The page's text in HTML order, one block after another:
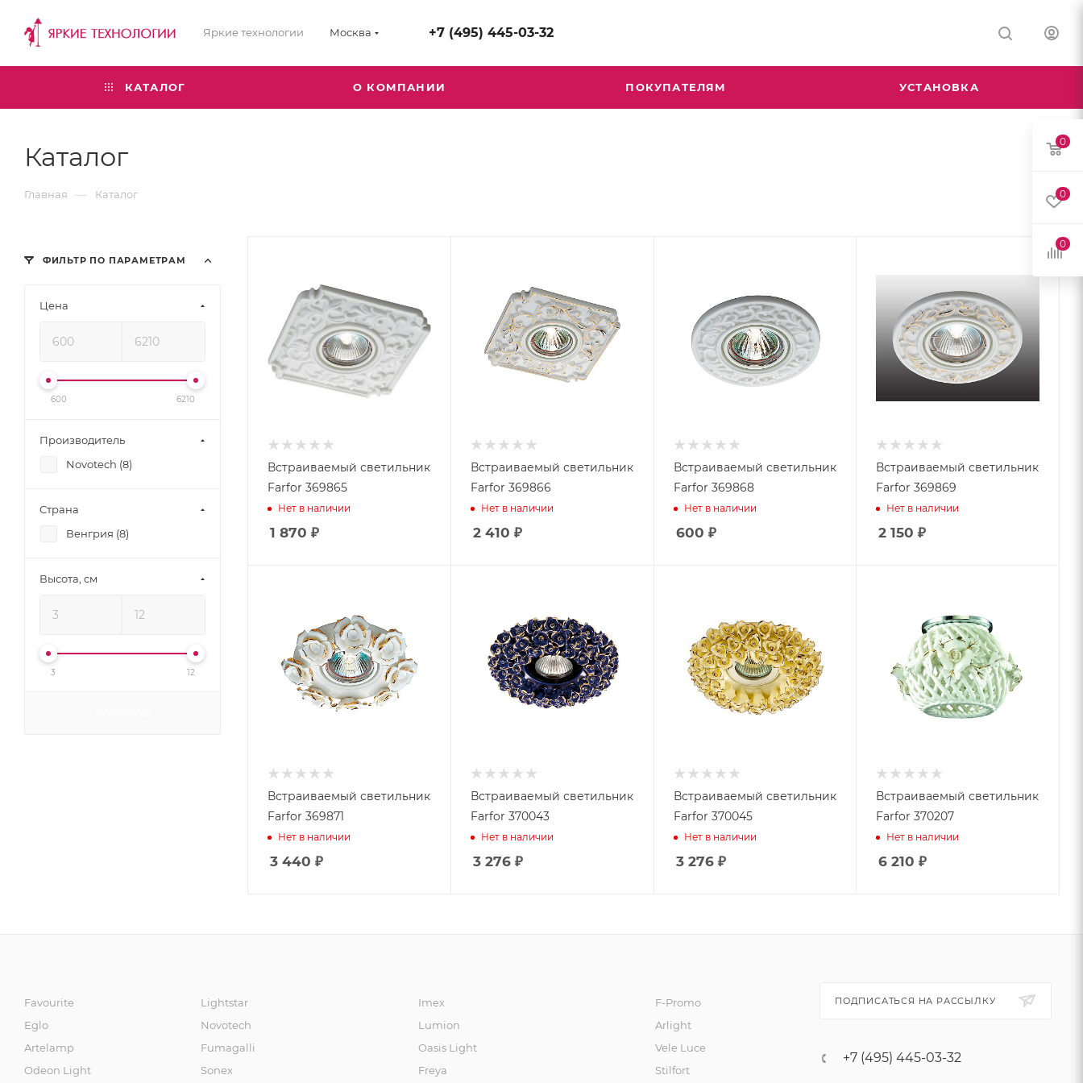
Яркие технологии Москва +7 (495) 445-03-32
КАТАЛОГ О КОМПАНИИ ПОКУПАТЕЛЯМ УСТАНОВКА
Каталог
Главная — Каталог
ФИЛЬТР ПО ПАРАМЕТРАМ
Цена
600 6210
Производитель
Novotech (8)
Страна
Венгрия (8)
Высота, см
3 12
Встраиваемый светильник
Farfor 369865
Нет в наличии
1 870 ₽
Встраиваемый светильник
Farfor 369866
Нет в наличии
2 410 ₽
Встраиваемый светильник
Farfor 369868
Нет в наличии
600 ₽
Встраиваемый светильник
Farfor 369869
Нет в наличии
2 150 ₽
Встраиваемый светильник
Farfor 369871
Нет в наличии
3 440 ₽
Встраиваемый светильник
Farfor 370043
Нет в наличии
3 276₽
Встраиваемый светильник
Farfor 370045
Нет в наличии
3 276₽
Встраиваемый светильник
Farfor 370207
Нет в наличии
6 210 ₽
Favourite
Eglo
Artelamp
Odeon Light
Lightstar
Novotech
Fumagalli
Sonex
Imex
Lumion
Oasis Light
Freya
F-Promo
Arlight
Vele Luce
Stilfort
ПОДПИСАТЬСЯ НА РАССЫЛКУ
+7 (495) 445-03-32
0
0
0